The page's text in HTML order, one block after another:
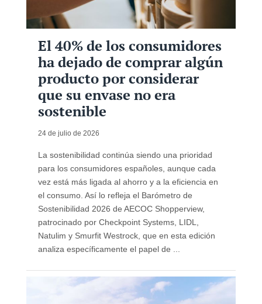
El 40% de los consumidores
ha dejado de comprar algún
producto por considerar
que su envase no era
sostenible
24 de julio de 2026
La sostenibilidad continúa siendo una prioridad
para los consumidores españoles, aunque cada
vez está más ligada al ahorro y a la eficiencia en
el consumo. Así lo refleja el Barómetro de
Sostenibilidad 2026 de AECOC Shopperview,
patrocinado por Checkpoint Systems, LIDL,
Natulim y Smurfit Westrock, que en esta edición
analiza específicamente el papel de ...